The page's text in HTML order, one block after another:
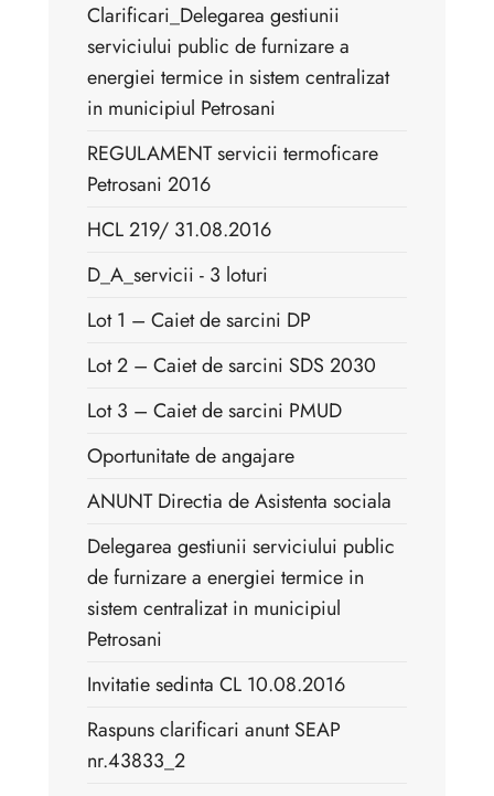
Clarificari_Delegarea gestiunii
serviciului public de furnizare a
energiei termice in sistem centralizat
in municipiul Petrosani
REGULAMENT servicii termoficare
Petrosani 2016
HCL 219/ 31.08.2016
D_A_servicii - 3 loturi
Lot 1 – Caiet de sarcini DP
Lot 2 – Caiet de sarcini SDS 2030
Lot 3 – Caiet de sarcini PMUD
Oportunitate de angajare
ANUNT Directia de Asistenta sociala
Delegarea gestiunii serviciului public
de furnizare a energiei termice in
sistem centralizat in municipiul
Petrosani
Invitatie sedinta CL 10.08.2016
Raspuns clarificari anunt SEAP
nr.43833_2